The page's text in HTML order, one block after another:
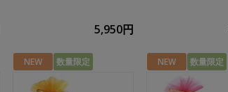
5,950円
NEW 数量限定 NEW 数量限定